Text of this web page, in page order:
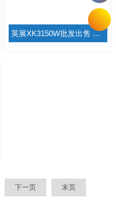
英展XK3150W批发出售 XK3150W-150kg选配多种功能电子秤
下一页 末页